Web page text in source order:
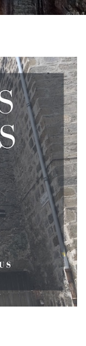
I